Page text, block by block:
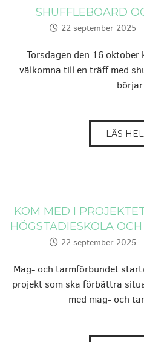
SHUFFLEBOARD
Publicerat:
22 september 2025
Torsdagen den 16
välkomna till en träff med
LÄS
KOM MED I
HÖGSTADIESKOLA
Publicerat:
22 september 2025
Mag- och tarmförbundet
projekt som ska förbättra
med mag- och